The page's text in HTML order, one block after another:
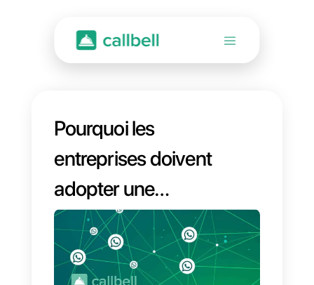
Pourquoi les
entreprises doivent
adopter une
stratégie de service